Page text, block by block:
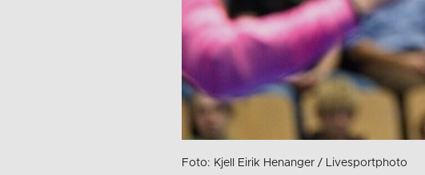
Foto: Kjell Eirik Henanger / Livesportphoto